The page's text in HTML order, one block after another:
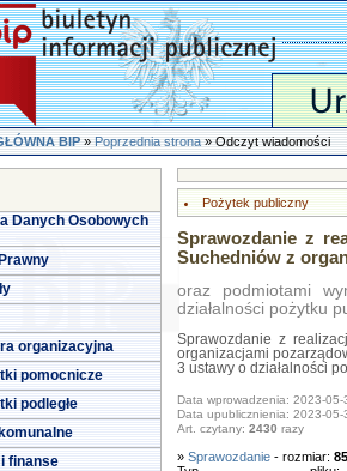
BIP»Poprzednia strona» Odczyt wiadomości
Danych Osobowych
organizacyjna
pomocnicze
podległe
finanse
Pożytek publiczny
Sprawozdanie z
Suchedniów z
oraz podmiotami
działalności pożytku
Sprawozdanie z
organizacjami
3 ustawy o działalności
Data wprowadzenia: 2023-05-
Data upublicznienia: 2023-05-
Art. czytany: 2430 razy
» Sprawozdanie- rozmiar: